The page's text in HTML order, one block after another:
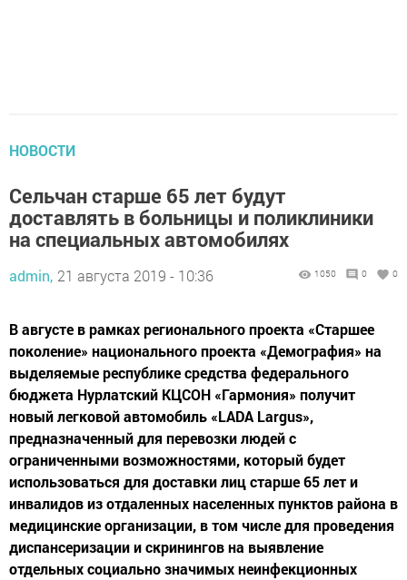
НОВОСТИ
Сельчан старше 65 лет будут
доставлять в больницы и поликлиники
на специальных автомобилях
admin, 21 августа 2019 - 10:36 1050 0 0
В августе в рамках регионального проекта «Старшее
поколение» национального проекта «Демография» на
выделяемые республике средства федерального
бюджета Нурлатский КЦСОН «Гармония» получит
новый легковой автомобиль «LADA Largus»,
предназначенный для перевозки людей с
ограниченными возможностями, который будет
использоваться для доставки лиц старше 65 лет и
инвалидов из отдаленных населенных пунктов района в
медицинские организации, в том числе для проведения
диспансеризации и скринингов на выявление
отдельных социально значимых неинфекционных